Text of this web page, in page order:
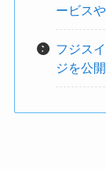
ービス
フジス
ジを公開